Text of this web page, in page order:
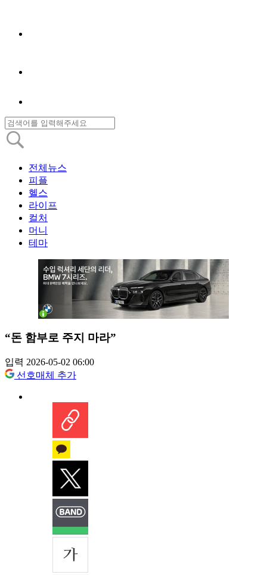
전체뉴스
피플
헬스
라이프
컬처
머니
테마
“돈 함부로 주지 마라”
입력 2026-05-02 06:00
선호매체 추가